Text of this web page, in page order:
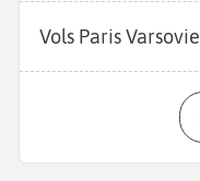
Vols Paris Varsovie